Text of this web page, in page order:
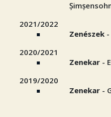
2021/2022
Zenészek
2020/2021
Zenekar -
2019/2020
Zenekar -